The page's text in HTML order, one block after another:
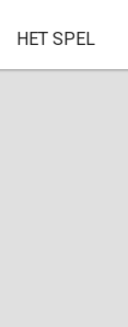
HET SPEL